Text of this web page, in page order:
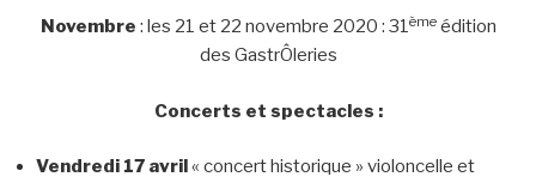
Novembre : les 21 et 22 novembre 2020 : 31èmeédition
des GastrÔleries
Concerts et spectacles :
Vendredi 17 avril « concert historique » violoncelle et